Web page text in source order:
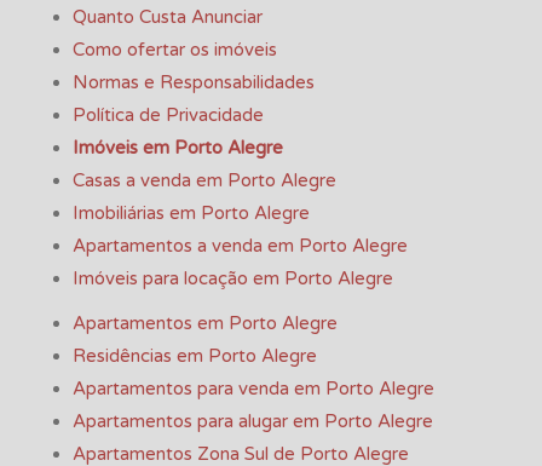
Quanto Custa Anunciar
Como ofertar os imóveis
Normas e Responsabilidades
Política de Privacidade
Imóveis em Porto Alegre
Casas a venda em Porto Alegre
Imobiliárias em Porto Alegre
Apartamentos a venda em Porto Alegre
Imóveis para locação em Porto Alegre
Apartamentos em Porto Alegre
Residências em Porto Alegre
Apartamentos para venda em Porto Alegre
Apartamentos para alugar em Porto Alegre
Apartamentos Zona Sul de Porto Alegre